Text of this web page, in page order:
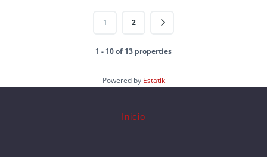
1 2
1 - 10 of 13 properties
Powered by Estatik
Inicio